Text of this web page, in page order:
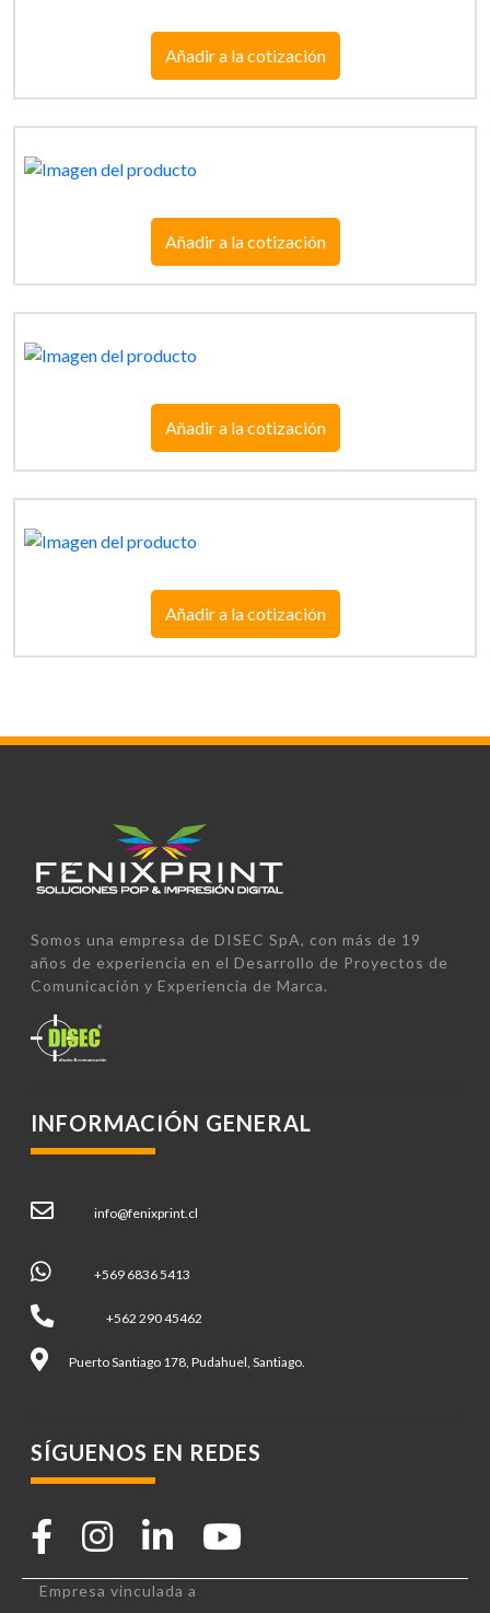
Añadir a la cotización
Añadir a la cotización
Añadir a la cotización
Añadir a la cotización
Somos una empresa de DISEC SpA, con más de 19
años de experiencia en el Desarrollo de Proyectos de
Comunicación y Experiencia de Marca.
INFORMACIÓN GENERAL
info@fenixprint.cl
+569 6836 5413
+562 290 45462
Puerto Santiago 178, Pudahuel, Santiago.
SÍGUENOS EN REDES
Empresa vinculada a